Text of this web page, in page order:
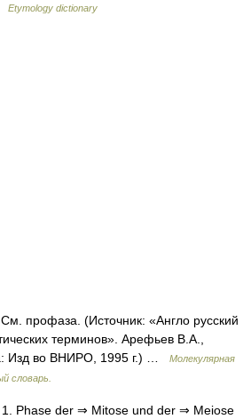
Etymology dictionary
профаза. (Источник: «Англо русский
терминов». Арефьев В.А.,
Изд во ВНИРО, 1995 г.) …
Молекулярная
словарь.
Phase der ⇒ Mitose und der ⇒ Meiose